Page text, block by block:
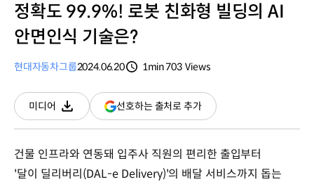
정확도 99.9%! 로봇 친화형 빌딩의 AI
안면인식 기술은?
현대자동차그룹2024.06.20
1min703 Views
미디어
다운로드
선호하는 출처로 추가(새
창
건물 인프라와 연동돼 입주사 직원의 편리한 출입부터
'달이 딜리버리(DAL-e Delivery)'의 배달 서비스까지 돕는